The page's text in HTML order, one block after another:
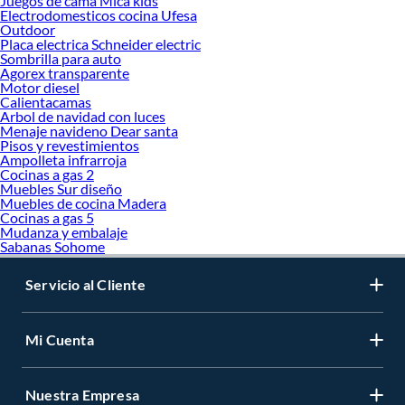
Electrodomesticos cocina Ufesa
Outdoor
Placa electrica Schneider electric
Sombrilla para auto
Agorex transparente
Motor diesel
Calientacamas
Arbol de navidad con luces
Menaje navideno Dear santa
Pisos y revestimientos
Ampolleta infrarroja
Cocinas a gas 2
Muebles Sur diseño
Muebles de cocina Madera
Cocinas a gas 5
Mudanza y embalaje
Sabanas Sohome
Servicio al Cliente
Mi Cuenta
Nuestra Empresa